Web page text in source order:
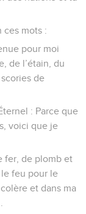
ces mots :
pour moi
de l’étain, du
de
: Parce que
voici que je
fer, de plomb et
le feu pour le
et dans ma